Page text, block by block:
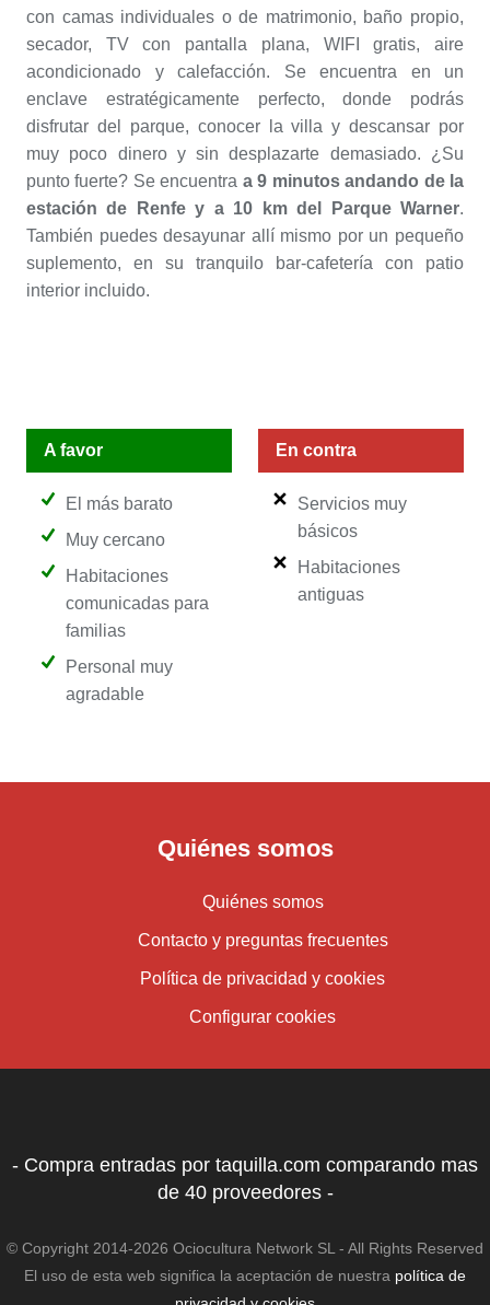
con camas individuales o de matrimonio, baño propio,
secador, TV con pantalla plana, WIFI gratis, aire
acondicionado y calefacción. Se encuentra en un
enclave estratégicamente perfecto, donde podrás
disfrutar del parque, conocer la villa y descansar por
muy poco dinero y sin desplazarte demasiado. ¿Su
punto fuerte? Se encuentra a 9 minutos andando de la
estación de Renfe y a 10 km del Parque Warner.
También puedes desayunar allí mismo por un pequeño
suplemento, en su tranquilo bar-cafetería con patio
interior incluido.
A favor
El más barato
Muy cercano
Habitaciones
comunicadas para
familias
Personal muy
agradable
En contra
Servicios muy
básicos
Habitaciones
antiguas
Quiénes somos
Quiénes somos
Contacto y preguntas frecuentes
Política de privacidad y cookies
Configurar cookies
- Compra entradas por taquilla.com comparando mas
de 40 proveedores -
© Copyright 2014-2026 Ociocultura Network SL - All Rights Reserved
El uso de esta web significa la aceptación de nuestra política de